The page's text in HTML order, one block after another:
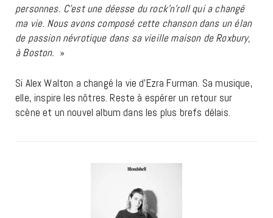
personnes. C’est une déesse du rock’n’roll qui a changé
ma vie. Nous avons composé cette chanson dans un élan
de passion névrotique dans sa vieille maison de Roxbury,
à Boston. »
Si Alex Walton a changé la vie d’Ezra Furman. Sa musique,
elle, inspire les nôtres. Reste à espérer un retour sur
scène et un nouvel album dans les plus brefs délais.